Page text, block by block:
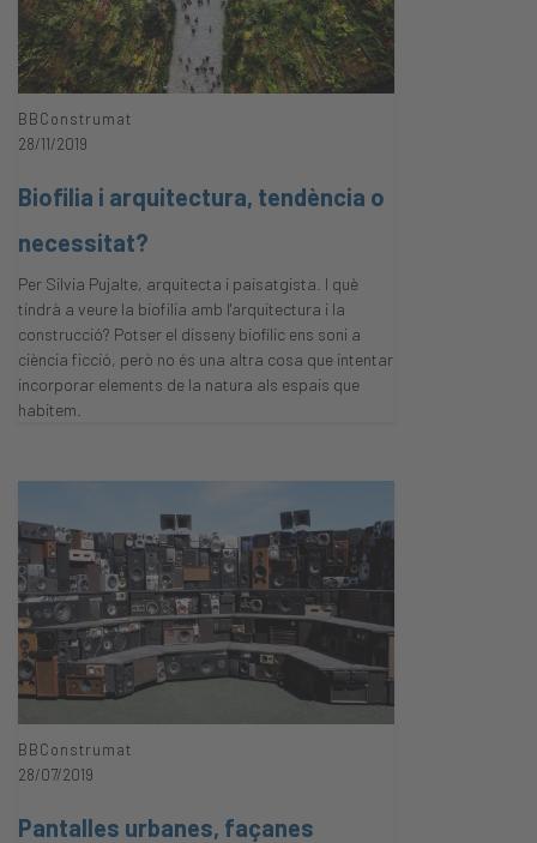
BBConstrumat
28/11/2019
Biofilia i arquitectura, tendència o
necessitat?
Per Silvia Pujalte, arquitecta i paisatgista. I què
tindrà a veure la biofilia amb l'arquitectura i la
construcció? Potser el disseny biofílic ens soni a
ciència ficció, però no és una altra cosa que intentar
incorporar elements de la natura als espais que
habitem.
BBConstrumat
28/07/2019
Pantalles urbanes, façanes